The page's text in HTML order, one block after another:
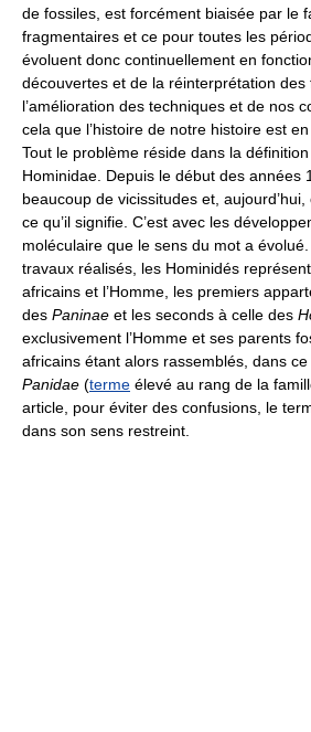
de fossiles, est forcément biaisée par le
fragmentaires et ce pour toutes les
évoluent donc continuellement en
découvertes et de la réinterprétation des
l’amélioration des techniques et de nos
cela que l’histoire de notre histoire est
Tout le problème réside dans la
Hominidae. Depuis le début des années
beaucoup de vicissitudes et,
ce qu’il signifie. C’est avec les
moléculaire que le sens du mot a
travaux réalisés, les Hominidés
africains et l’Homme, les premiers
des Paninae et les seconds à celle des
exclusivement l’Homme et ses parents
africains étant alors rassemblés, dans
Panidae (terme élevé au rang de la
article, pour éviter des confusions, le
dans son sens restreint.